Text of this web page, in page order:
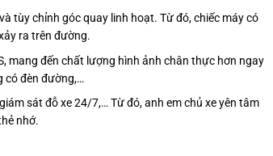
tùy chỉnh góc quay linh hoạt. Từ đó, chiếc máy có
ra trên đường.
mang đến chất lượng hình ảnh chân thực hơn ngay
có đèn đường,…
sát đỗ xe 24/7,… Từ đó, anh em chủ xe yên tâm
nhớ.